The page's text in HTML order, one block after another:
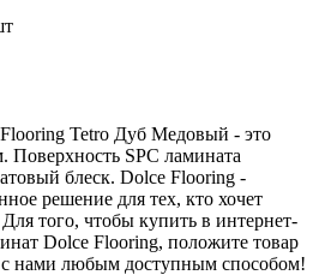
Tetro Дуб Медовый - это
SPC ламината
блеск. Dolce Flooring -
решение для тех, кто хочет
того, чтобы купить в интернет-
Dolce Flooring, положите товар
с нами любым доступным способом!